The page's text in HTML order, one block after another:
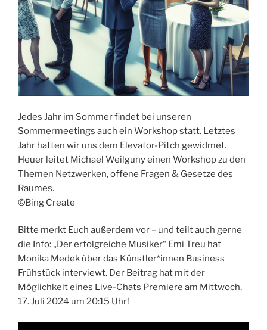
Jedes Jahr im Sommer findet bei unseren
Sommermeetings auch ein Workshop statt. Letztes
Jahr hatten wir uns dem Elevator-Pitch gewidmet.
Heuer leitet Michael Weilguny einen Workshop zu den
Themen Netzwerken, offene Fragen & Gesetze des
Raumes.
©Bing Create
Bitte merkt Euch außerdem vor – und teilt auch gerne
die Info: „Der erfolgreiche Musiker“ Emi Treu hat
Monika Medek über das Künstler*innen Business
Frühstück interviewt. Der Beitrag hat mit der
Möglichkeit eines Live-Chats Premiere am Mittwoch,
17. Juli 2024 um 20:15 Uhr!